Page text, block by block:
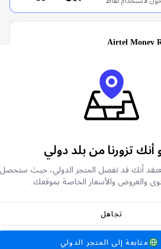
Airtel
لاستخدام وسيله
Above 10.3k
RWF
تزورنا من بلد دولي
قد تفضل المتجر الدولي، حيث ستحصل
والأسعار الخاصة بموقعك.
إلى المتجر الدولي